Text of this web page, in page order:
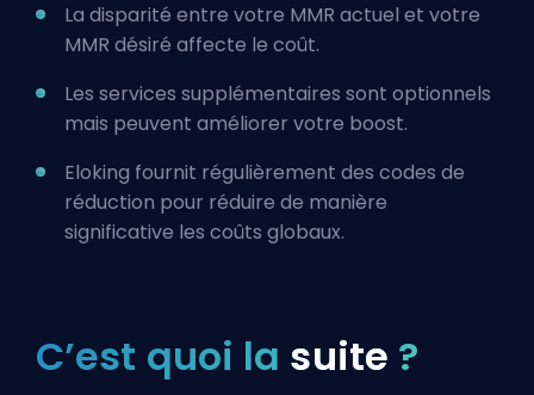
La disparité entre votre MMR actuel et votre
MMR désiré affecte le coût.
Les services supplémentaires sont optionnels
mais peuvent améliorer votre boost.
Eloking fournit régulièrement des codes de
réduction pour réduire de manière
significative les coûts globaux.
C’est quoi la suite ?